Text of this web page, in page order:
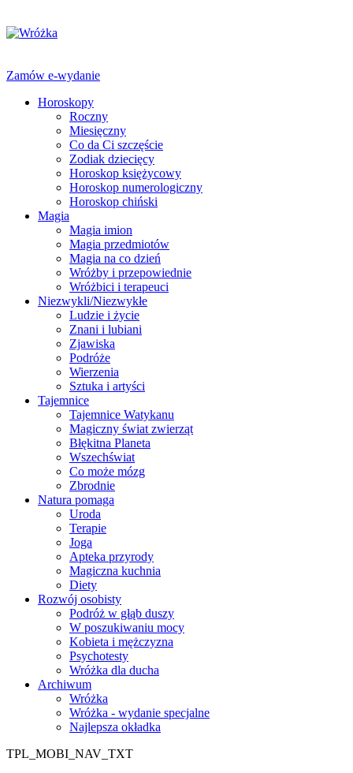
Zamów e-wydanie
Horoskopy
Roczny
Miesięczny
Co da Ci szczęście
Zodiak dziecięcy
Horoskop księżycowy
Horoskop numerologiczny
Horoskop chiński
Magia
Magia imion
Magia przedmiotów
Magia na co dzień
Wróżby i przepowiednie
Wróżbici i terapeuci
Niezwykli/Niezwykłe
Ludzie i życie
Znani i lubiani
Zjawiska
Podróże
Wierzenia
Sztuka i artyści
Tajemnice
Tajemnice Watykanu
Magiczny świat zwierząt
Błękitna Planeta
Wszechświat
Co może mózg
Zbrodnie
Natura pomaga
Uroda
Terapie
Joga
Apteka przyrody
Magiczna kuchnia
Diety
Rozwój osobisty
Podróż w głąb duszy
W poszukiwaniu mocy
Kobieta i mężczyzna
Psychotesty
Wróżka dla ducha
Archiwum
Wróżka
Wróżka - wydanie specjalne
Najlepsza okładka
TPL_MOBI_NAV_TXT